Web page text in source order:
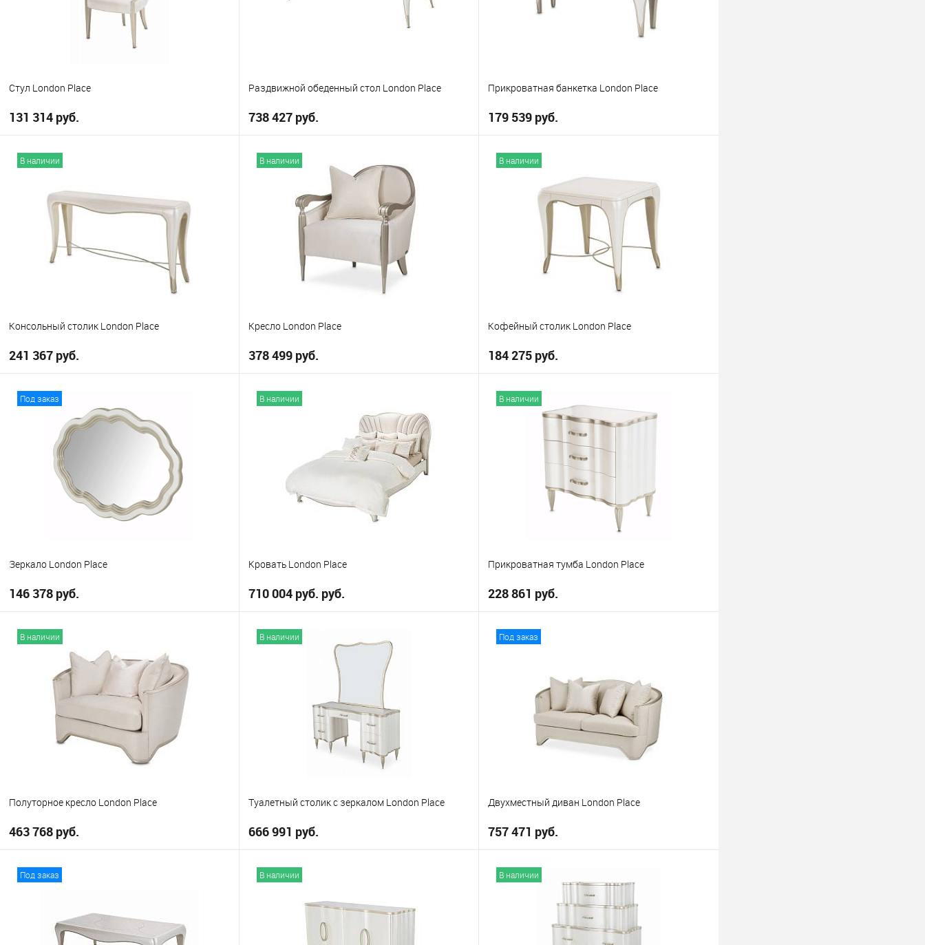
Стул London Place
131 314 руб.
В избранное
Раздвижной обеденный стол London Place
738 427 руб.
В избранное
Прикроватная банкетка London Place
179 539 руб.
В избранное
В наличии
Консольный столик London Place
241 367 руб.
В избранное
В наличии
Кресло London Place
378 499 руб.
В наличии
Кофейный столик London Place
184 275 руб.
В избранное
Под заказ
Зеркало London Place
146 378 руб.
В избранное
В наличии
Кровать London Place
710 004 руб. руб.
California King Eastern King
В наличии
Прикроватная тумба London Place
228 861 руб.
В избранное
В наличии
Полуторное кресло London Place
463 768 руб.
В избранное
В наличии
Туалетный столик с зеркалом London Place
666 991 руб.
В избранное
Под заказ
Двухместный диван London Place
757 471 руб.
Под заказ В наличии В наличии